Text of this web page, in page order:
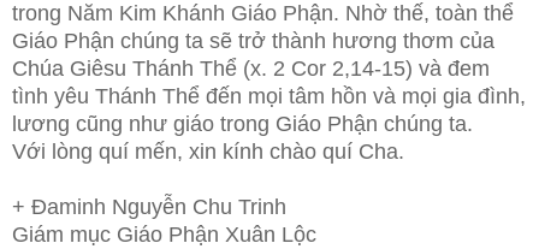
trong Năm Kim Khánh Giáo Phận. Nhờ thế, toàn thể
Giáo Phận chúng ta sẽ trở thành hương thơm của
Chúa Giêsu Thánh Thể (x. 2 Cor 2,14-15) và đem
tình yêu Thánh Thể đến mọi tâm hồn và mọi gia đình,
lương cũng như giáo trong Giáo Phận chúng ta.
Với lòng quí mến, xin kính chào quí Cha.
+ Đaminh Nguyễn Chu Trinh
Giám mục Giáo Phận Xuân Lộc